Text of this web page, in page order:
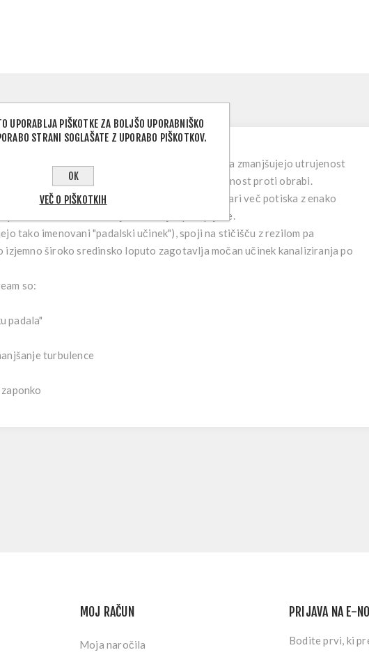
in zagotavljajo vrhunski odriv, hkrati pa zmanjšujejo utrujenost
elastičnost, visoko vzdržljivost in odpornost proti obrabi.
kanala, ki lahko premakne več vode in ustvari več potiska z enako
zasnovana za najzahtevnejše potapljače.
tako imenovani "padalski učinek"), spoji na stičišču z rezilom pa
široko sredinsko loputo zagotavlja močan učinek kanaliziranja po
so:
padala"
turbulence
MOJ RAČUN
Moja naročila
PRIJAVA NA E-
Bodite prvi, ki
UPORABLJA PIŠKOTKE ZA BOLJŠO UPORABNIŠKO
STRANI SOGLAŠATE Z UPORABO PIŠKOTKOV.
OK
VEČ O PIŠKOTKIH